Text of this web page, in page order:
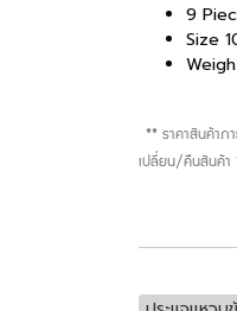
9
Size
** ราคาสินค้าภา
เปลี่ยน/คืนสินค้า